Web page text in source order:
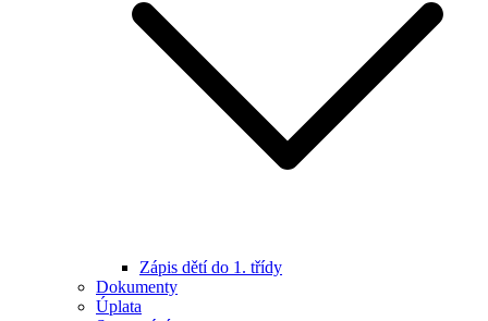
Zápis dětí do 1. třídy
Dokumenty
Úplata